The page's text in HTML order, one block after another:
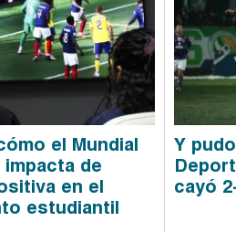
el Mundial
de
en el
estudiantil
Y
cayó